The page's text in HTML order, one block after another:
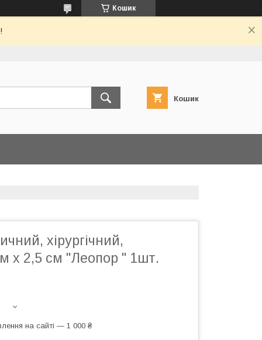
Кошик
Кошик
хірургічний,
х 2,5 см "Леопор " 1шт.
на сайті — 1 000 ₴